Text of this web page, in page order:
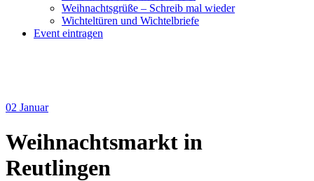
Weihnachtsgrüße – Schreib mal wieder
Wichteltüren und Wichtelbriefe
Event eintragen
02 Januar
Weihnachtsmarkt in
Reutlingen